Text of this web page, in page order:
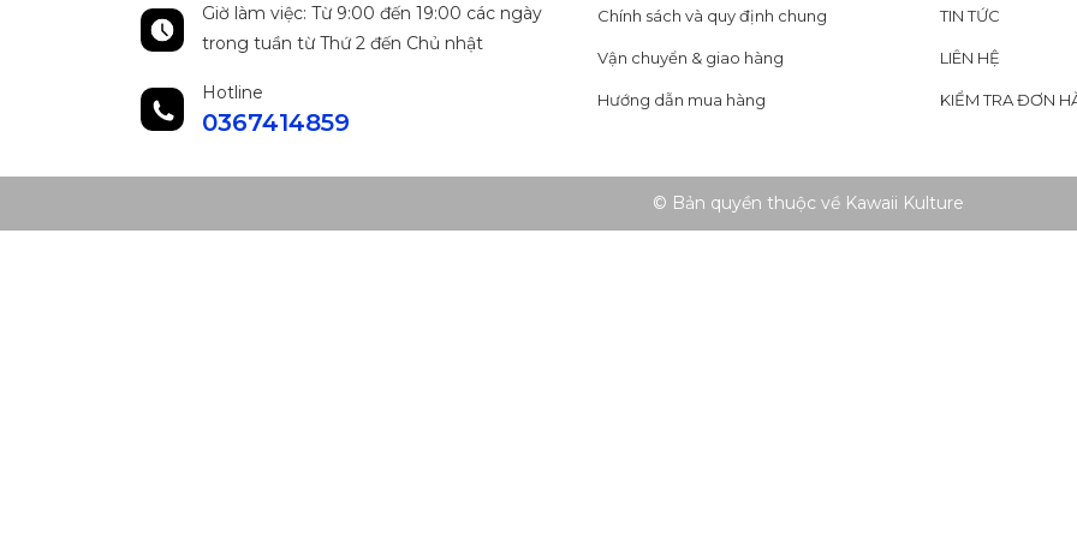
Giờ làm việc: Từ 9:00 đến 19:00 các ngày
trong tuần từ Thứ 2 đến Chủ nhật
Hotline
0367414859
Chính sách và quy định chung
Vận chuyển & giao hàng
Hướng dẫn mua hàng
TIN TỨC
LIÊN HỆ
KIỂM TRA ĐƠN
© Bản quyền thuộc về Kawaii Kulture